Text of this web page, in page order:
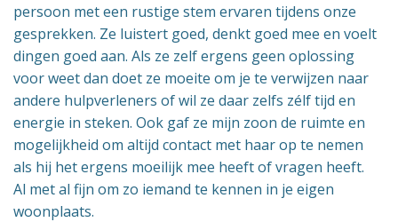
persoon met een rustige stem ervaren tijdens onze
gesprekken. Ze luistert goed, denkt goed mee en voelt
dingen goed aan. Als ze zelf ergens geen oplossing
voor weet dan doet ze moeite om je te verwijzen naar
andere hulpverleners of wil ze daar zelfs zélf tijd en
energie in steken. Ook gaf ze mijn zoon de ruimte en
mogelijkheid om altijd contact met haar op te nemen
als hij het ergens moeilijk mee heeft of vragen heeft.
Al met al fijn om zo iemand te kennen in je eigen
woonplaats.